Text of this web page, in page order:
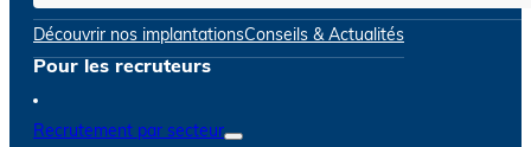
Découvrir nos implantationsConseils & Actualités
Pour les recruteurs
Recrutement par secteur